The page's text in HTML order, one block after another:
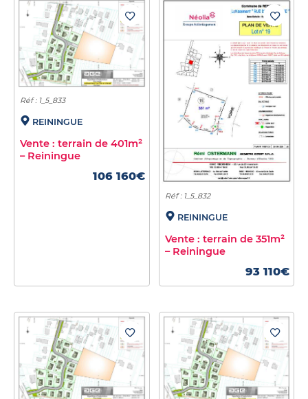
Réf : 1_5_833
REININGUE
Vente : terrain de 401m²
– Reiningue
106 160€
Réf : 1_5_832
REININGUE
Vente : terrain de 351m²
– Reiningue
93 110€